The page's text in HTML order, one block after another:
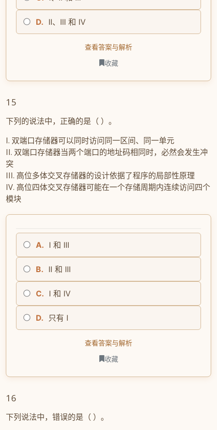
D. II、III 和 IV
查看答案与解析
收藏
15
下列的说法中，正确的是（ ）。
I. 双端口存储器可以同时访问同一区间、同一单元
II. 双端口存储器当两个端口的地址码相同时，必然会发生冲
突
III. 高位多体交叉存储器的设计依据了程序的局部性原理
IV. 高位四体交叉存储器可能在一个存储周期内连续访问四个
模块
A. I 和 III
B. II 和 III
C. I 和 IV
D. 只有 I
查看答案与解析
收藏
16
下列说法中，错误的是（ ）。